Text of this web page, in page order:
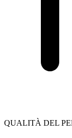
QUALITÀ DEL